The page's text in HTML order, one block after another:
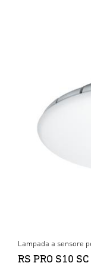
Lampada a sensore
RS PRO S10 SC